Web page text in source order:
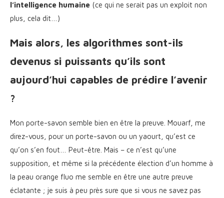
l’intelligence humaine (ce qui ne serait pas un exploit non
plus, cela dit…)
Mais alors, les algorithmes sont-ils
devenus si puissants qu’ils sont
aujourd’hui capables de prédire l’avenir
?
Mon porte-savon semble bien en être la preuve. Mouarf, me
direz-vous, pour un porte-savon ou un yaourt, qu’est ce
qu’on s’en fout… Peut-être. Mais – ce n’est qu’une
supposition, et même si la précédente élection d’un homme à
la peau orange fluo me semble en être une autre preuve
éclatante ; je suis à peu près sure que si vous ne savez pas